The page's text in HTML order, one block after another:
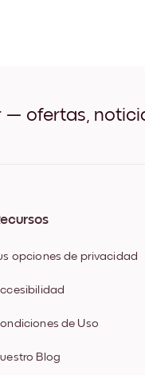
— ofertas,
opciones de privacidad
de Uso
Blog